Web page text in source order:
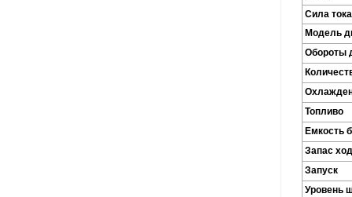
Сила
Модель
Обороты
Топливо
Емкость
Запас
Запуск
Уровень